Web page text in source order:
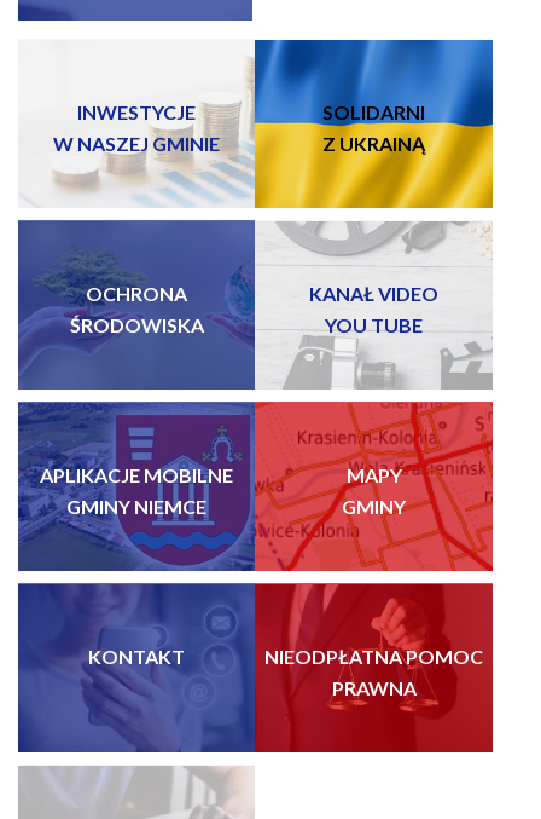
INWESTYCJE
W NASZEJ GMINIE
SOLIDARNI
Z UKRAINĄ
OCHRONA
ŚRODOWISKA
KANAŁ VIDEO
YOU TUBE
APLIKACJE MOBILNE
GMINY NIEMCE
MAPY
GMINY
KONTAKT
NIEODPŁATNA POMOC
PRAWNA